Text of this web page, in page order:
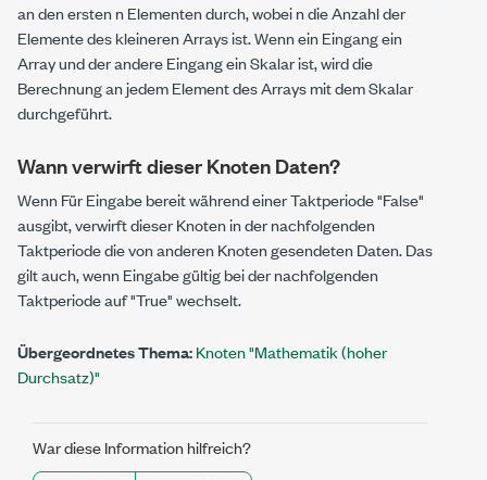
an den erstennElementen durch, wobeindie Anzahl der
Elemente des kleineren Arrays ist. Wenn ein Eingang ein
Array und der andere Eingang ein Skalar ist, wird die
Berechnung an jedem Element des Arrays mit dem Skalar
durchgeführt.
Wann verwirft dieser Knoten Daten?
WennFür Eingabe bereitwährend einer Taktperiode "False"
ausgibt, verwirft dieser Knoten in der nachfolgenden
Taktperiode die von anderen Knoten gesendeten Daten. Das
gilt auch, wennEingabe gültigbei der nachfolgenden
Taktperiode auf "True" wechselt.
Übergeordnetes Thema:Knoten "Mathematik (hoher
Durchsatz)"
War diese Information hilfreich?